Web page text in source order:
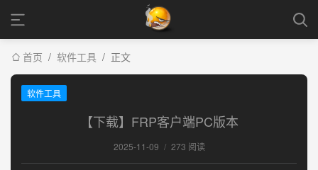
首页 / 软件工具 / 正文
软件工具
【下载】FRP客户端PC版本
2025-11-09 / 273 阅读